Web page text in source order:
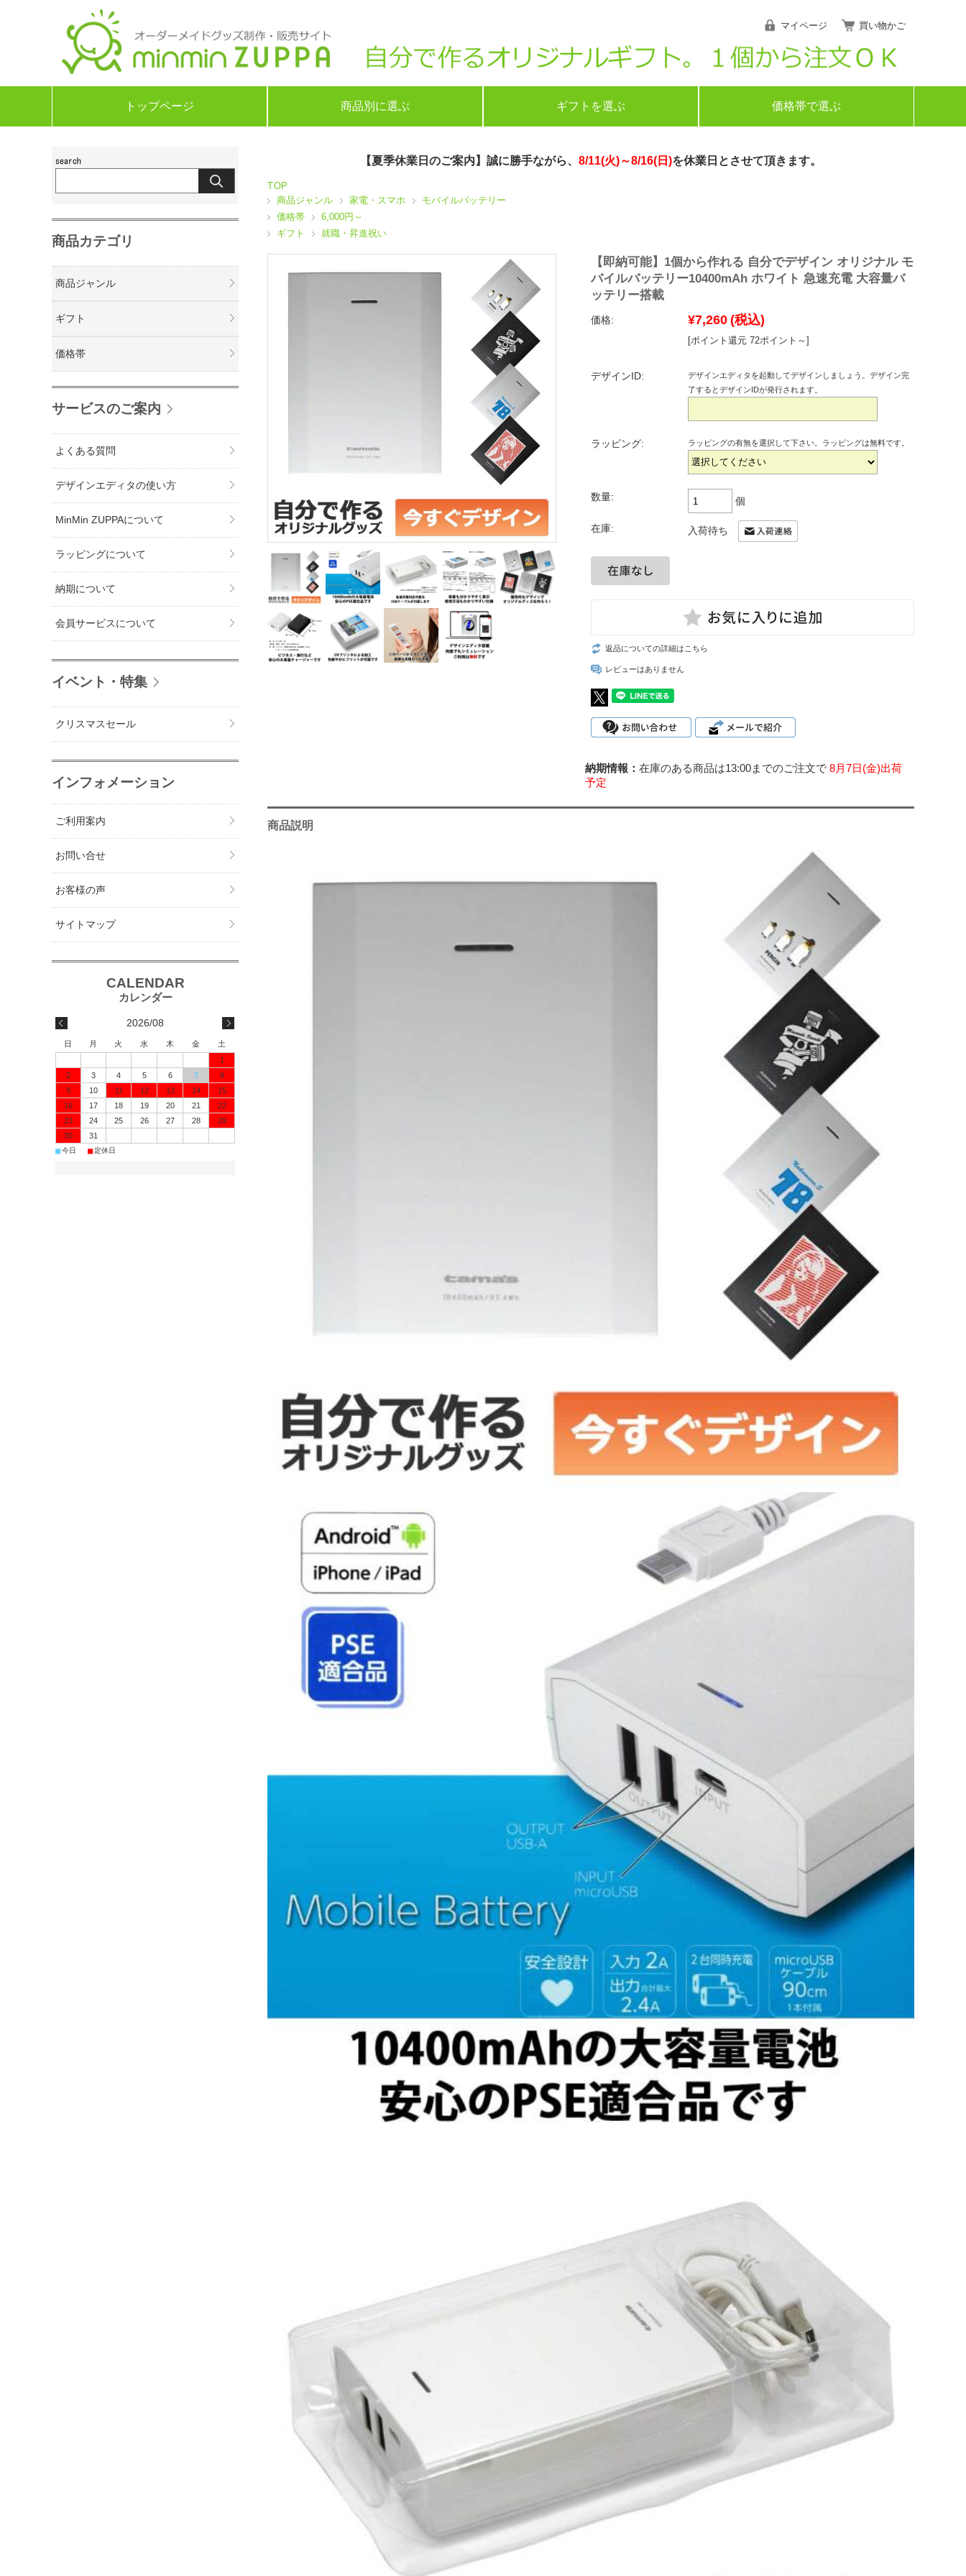
マイページ 買い物かご
トップページ 商品別に選ぶ ギフトを選ぶ 価格帯で選ぶ
【夏季休業日のご案内】誠に勝手ながら、 8/11(火)～8/16(日)を休業日とさせて頂きます。
TOP
商品ジャンル
家電・スマホ
モバイルバッテリー
価格帯
6,000円～
ギフト
就職・昇進祝い
【即納可能】1個から作れる 自分でデザイン オリジナル モ
バイルバッテリー10400mAh ホワイト 急速充電 大容量バ
ッテリー搭載
価格: ¥7,260 (税込)
[ポイント還元 72ポイント～]
デザインID:
デザインエディタを起動してデザインしましょう。デザイン完
了するとデザインIDが発行されます。
ラッピング: ラッピングの有無を選択して下さい。ラッピングは無料です。
数量: 個
在庫: 入荷待ち
返品についての詳細はこちら
レビューはありません
在庫のある商品は13:00までのご注文で 8月7日(金)出荷
予定
商品説明
商品カテゴリ
商品ジャンル
ギフト
価格帯
サービスのご案内
よくある質問
デザインエディタの使い方
MinMin ZUPPAについて
ラッピングについて
納期について
会員サービスについて
イベント・特集
クリスマスセール
インフォメーション
ご利用案内
お問い合せ
お客様の声
サイトマップ
2026/08
日 月 火 水 木 金
土
1
2
3 4 5 6 7
8
9
10 11 12 13 14
15
16
17 18 19 20 21
22
23
24 25 26 27 28
29
30
31
■今日 ■定休日